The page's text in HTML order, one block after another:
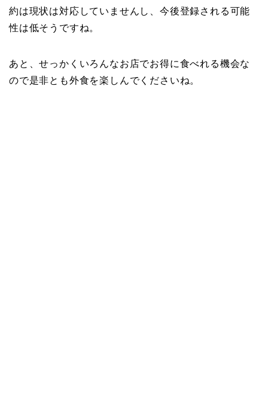
約は現状は対応していませんし、今後登録される可能
性は低そうですね。
あと、せっかくいろんなお店でお得に食べれる機会な
ので是非とも外食を楽しんでくださいね。